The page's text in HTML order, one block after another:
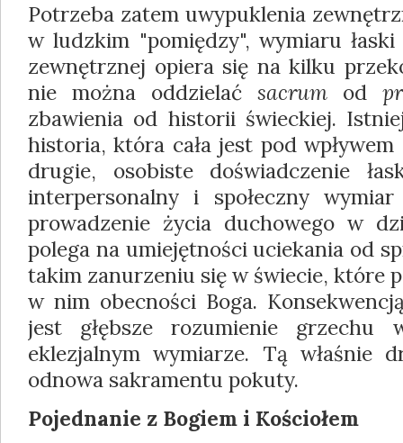
Potrzeba zatem uwypuklenia
w ludzkim "pomiędzy", wymiaru łaski
zewnętrznej opiera się na kilku
nie można oddzielać sacrum od
zbawienia od historii świeckiej.
historia, która cała jest pod wpływem
drugie, osobiste doświadczenie
interpersonalny i społeczny
prowadzenie życia duchowego w
polega na umiejętności uciekania od
takim zanurzeniu się w świecie, które
w nim obecności Boga.
jest głębsze rozumienie grzechu
eklezjalnym wymiarze. Tą właśnie
odnowa sakramentu pokuty.
Pojednanie z Bogiem i Kościołem